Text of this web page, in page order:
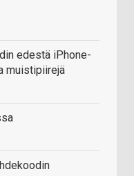
edestä iPhone-
muistipiirejä